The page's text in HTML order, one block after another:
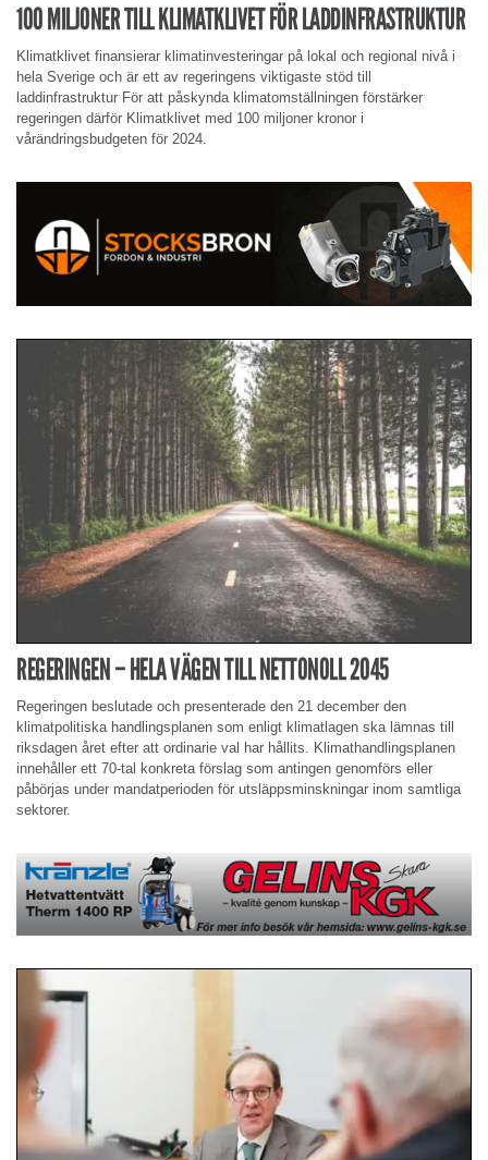
100 MILJONER TILL KLIMATKLIVET FÖR LADDINFRASTRUKTUR
Klimatklivet finansierar klimatinvesteringar på lokal och regional nivå i
hela Sverige och är ett av regeringens viktigaste stöd till
laddinfrastruktur För att påskynda klimatomställningen förstärker
regeringen därför Klimatklivet med 100 miljoner kronor i
vårändringsbudgeten för 2024.
REGERINGEN – HELA VÄGEN TILL NETTONOLL 2045
Regeringen beslutade och presenterade den 21 december den
klimatpolitiska handlingsplanen som enligt klimatlagen ska lämnas till
riksdagen året efter att ordinarie val har hållits. Klimathandlingsplanen
innehåller ett 70-tal konkreta förslag som antingen genomförs eller
påbörjas under mandatperioden för utsläppsminskningar inom samtliga
sektorer.